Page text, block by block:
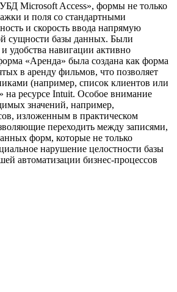
Microsoft Access», формы не только
и поля со стандартными
и скорость ввода напрямую
сущности базы данных. Были
удобства навигации активно
«Аренда» была создана как форма
в аренду фильмов, что позволяет
(например, список клиентов или
на ресурсе Intuit. Особое внимание
значений, например,
изложенным в практическом
переходить между записями,
форм, которые не только
нарушение целостности базы
автоматизации бизнес-процессов